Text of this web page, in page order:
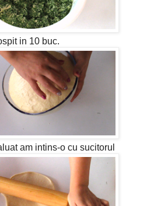
in 10 buc.
am intins-o cu sucitorul